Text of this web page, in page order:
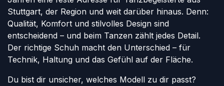
Stuttgart, der Region und weit darüber hinaus. Denn:
Qualität, Komfort und stilvolles Design sind
entscheidend – und beim Tanzen zählt jedes Detail.
Der richtige Schuh macht den Unterschied – für
Technik, Haltung und das Gefühl auf der Fläche.
Du bist dir unsicher, welches Modell zu dir passt?